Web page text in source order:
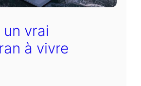
un vrai
à vivre